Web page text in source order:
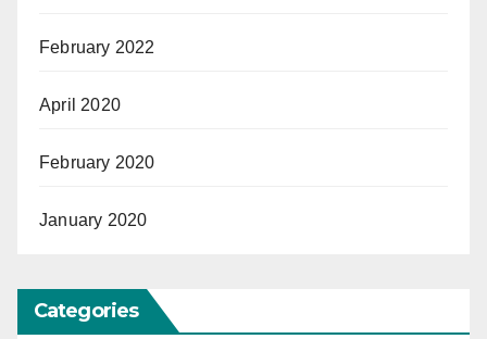
February 2022
April 2020
February 2020
January 2020
Categories